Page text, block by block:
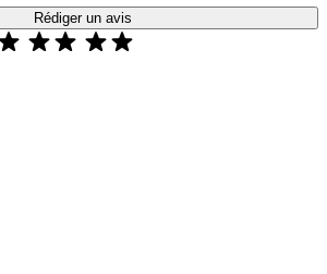
Rédiger un avis